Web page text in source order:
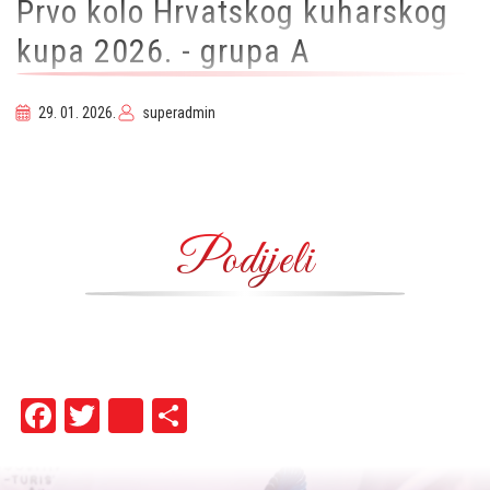
Prvo kolo Hrvatskog kuharskog
kupa 2026. - grupa A
29. 01. 2026. superadmin
Podijeli
Facebook
Twitterinstagram